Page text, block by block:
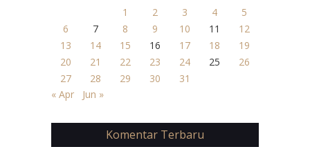
1
2 3 4
5
6
7 8 9 10 11
12
13
14 15 16 17 18
19
20
21 22 23 24 25
26
27
28 29 30
31
« Apr
Jun »
Komentar Terbaru